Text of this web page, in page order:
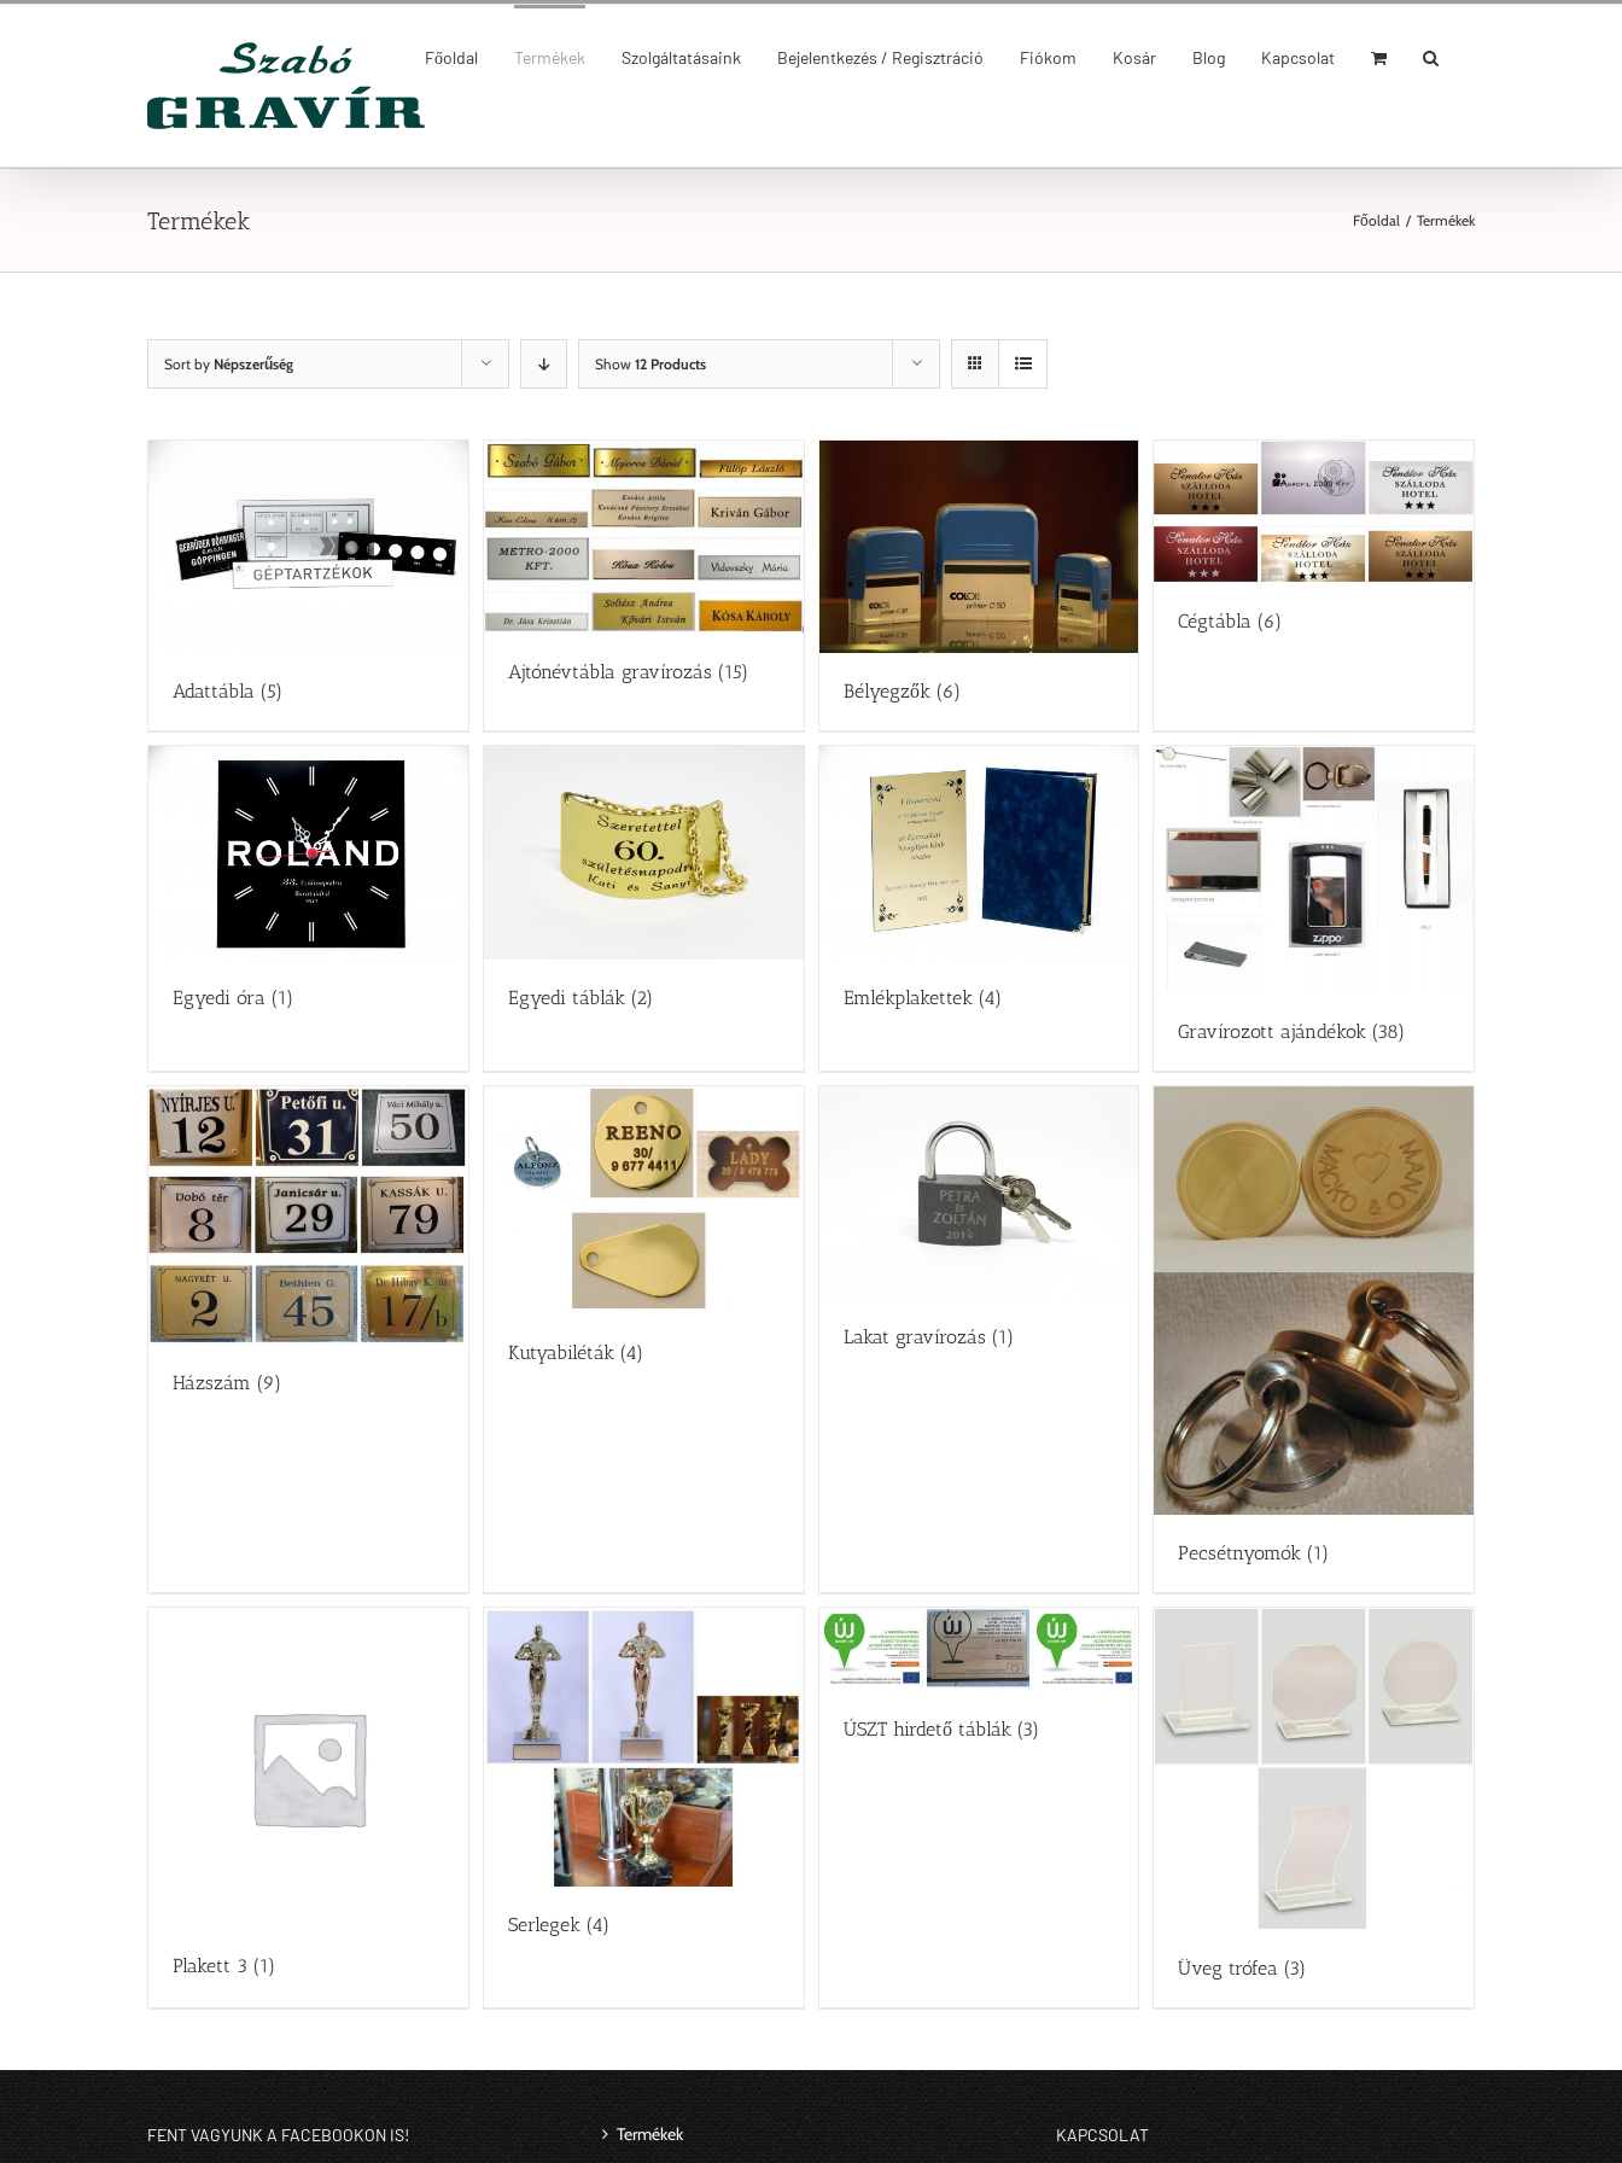
Kihagyás
Főoldal Termékek Szolgáltatásaink Bejelentkezés / Regisztráció Fiókom Kosár Blog Kapcsolat
Termékek Főoldal / Termékek
Sort by Népszerűség Show 12 Products
Adattábla (5)
Ajtónévtábla gravírozás (15)
Bélyegzők (6)
Cégtábla (6)
Egyedi óra (1) Egyedi táblák (2) Emlékplakettek (4)
Gravírozott ajándékok (38)
Házszám (9)
Kutyabiléták (4)
Lakat gravírozás (1)
Pecsétnyomók (1)
Plakett 3 (1)
Serlegek (4)
ÚSZT hirdető táblák (3)
Üveg trófea (3)
FENT VAGYUNK A FACEBOOKON IS! Termékek KAPCSOLAT